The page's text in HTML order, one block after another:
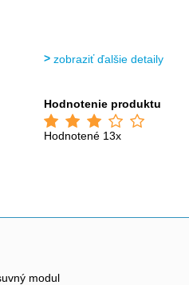
zobraziť ďalšie detaily
Hodnotenie produktu
Hodnotené 13x
modul